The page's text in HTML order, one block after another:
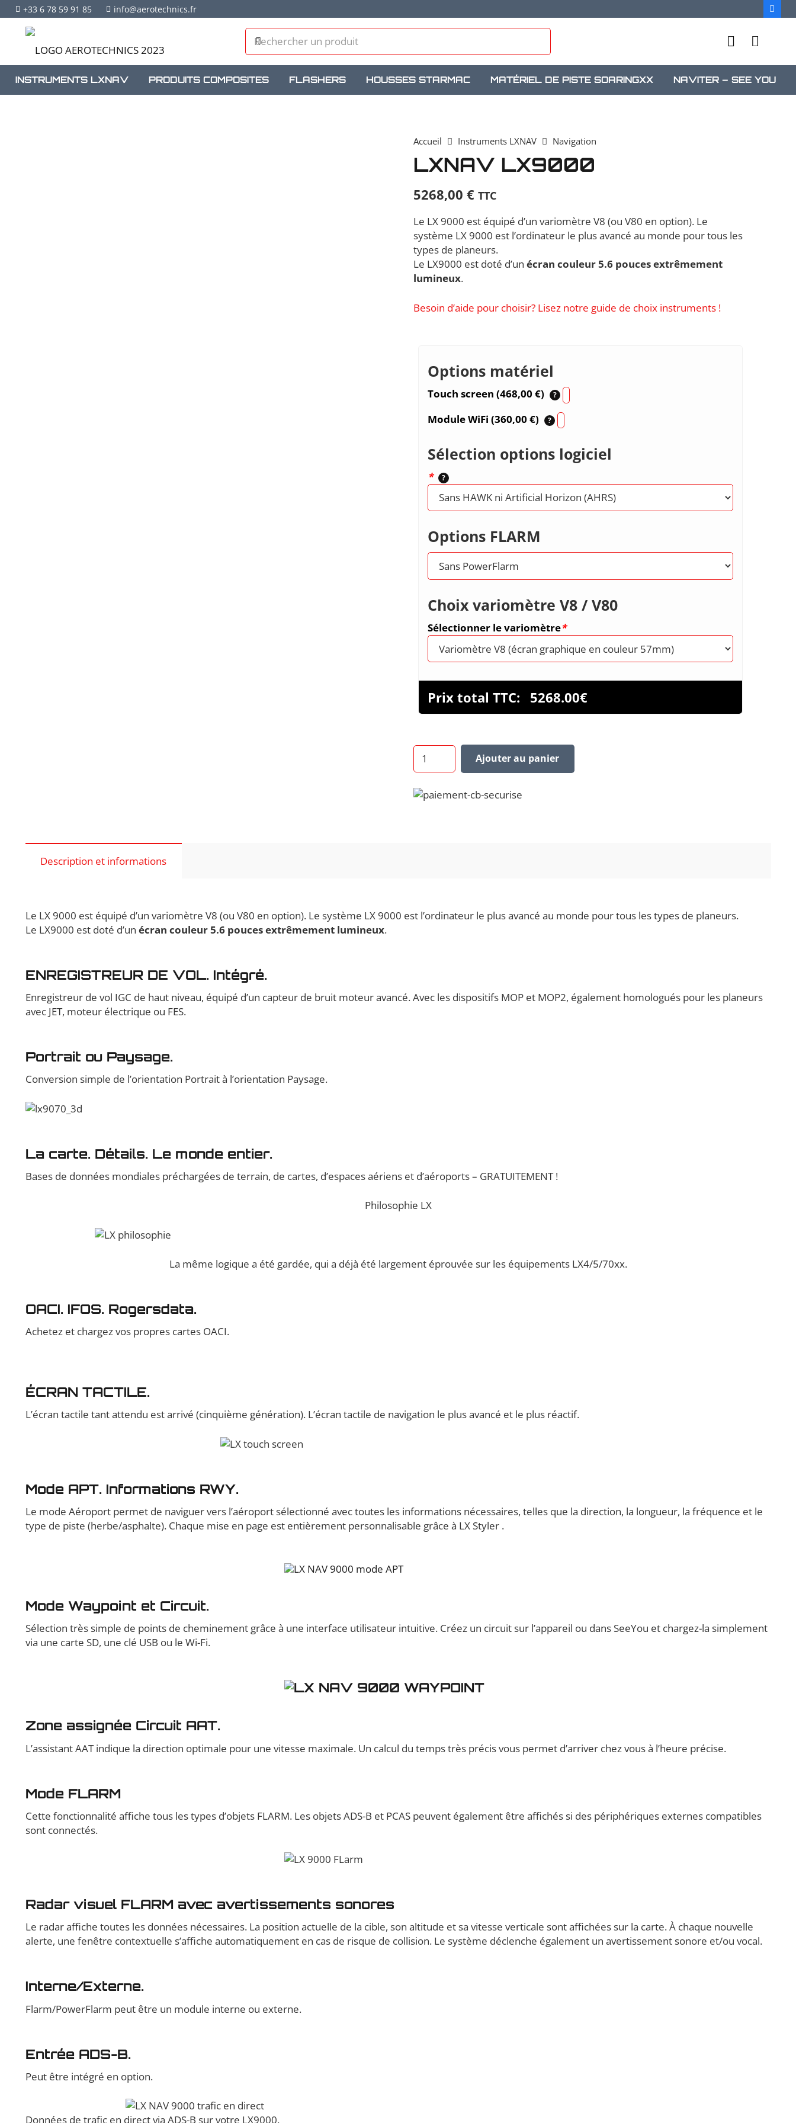
+33 6 78 59 91 85 info@aerotechnics.fr
INSTRUMENTS LXNAV PRODUITS COMPOSITES FLASHERS HOUSSES STARMAC MATÉRIEL DE PISTE SOARINGXX NAVITER – SEE YOU
Accueil Instruments LXNAV Navigation
LXNAV LX9000
5268,00 € TTC
Le LX 9000 est équipé d’un variomètre V8 (ou V80 en option). Le
système LX 9000 est l’ordinateur le plus avancé au monde pour tous les
types de planeurs.
Le LX9000 est doté d’un écran couleur 5.6 pouces extrêmement
lumineux.
Besoin d’aide pour choisir? Lisez notre guide de choix instruments !
Options matériel
Touch screen (468,00 €) ?
Module WiFi (360,00 €) ?
Sélection options logiciel
* ?
Options FLARM
Choix variomètre V8 / V80
Sélectionner le variomètre*
Prix total TTC: €
5268.00
quantité
de
LX9000
Ajouter au panier
Description et informations
Le LX 9000 est équipé d’un variomètre V8 (ou V80 en option). Le système LX 9000 est l’ordinateur le plus avancé au monde pour tous les types de planeurs.
Le LX9000 est doté d’un écran couleur 5.6 pouces extrêmement lumineux.
ENREGISTREUR DE VOL. Intégré.
Enregistreur de vol IGC de haut niveau, équipé d’un capteur de bruit moteur avancé. Avec les dispositifs MOP et MOP2, également homologués pour les planeurs
avec JET, moteur électrique ou FES.
Portrait ou Paysage.
Conversion simple de l’orientation Portrait à l’orientation Paysage.
La carte. Détails. Le monde entier.
Bases de données mondiales préchargées de terrain, de cartes, d’espaces aériens et d’aéroports – GRATUITEMENT !
Philosophie LX
La même logique a été gardée, qui a déjà été largement éprouvée sur les équipements LX4/5/70xx.
OACI. IFOS. Rogersdata.
Achetez et chargez vos propres cartes OACI.
ÉCRAN TACTILE.
L’écran tactile tant attendu est arrivé (cinquième génération). L’écran tactile de navigation le plus avancé et le plus réactif.
Mode APT. Informations RWY.
Le mode Aéroport permet de naviguer vers l’aéroport sélectionné avec toutes les informations nécessaires, telles que la direction, la longueur, la fréquence et le
type de piste (herbe/asphalte). Chaque mise en page est entièrement personnalisable grâce à LX Styler .
Mode Waypoint et Circuit.
Sélection très simple de points de cheminement grâce à une interface utilisateur intuitive. Créez un circuit sur l’appareil ou dans SeeYou et chargez-la simplement
via une carte SD, une clé USB ou le Wi-Fi.
Zone assignée Circuit AAT.
L’assistant AAT indique la direction optimale pour une vitesse maximale. Un calcul du temps très précis vous permet d’arriver chez vous à l’heure précise.
Mode FLARM
Cette fonctionnalité affiche tous les types d’objets FLARM. Les objets ADS-B et PCAS peuvent également être affichés si des périphériques externes compatibles
sont connectés.
Radar visuel FLARM avec avertissements sonores
Le radar affiche toutes les données nécessaires. La position actuelle de la cible, son altitude et sa vitesse verticale sont affichées sur la carte. À chaque nouvelle
alerte, une fenêtre contextuelle s’affiche automatiquement en cas de risque de collision. Le système déclenche également un avertissement sonore et/ou vocal.
Interne/Externe.
Flarm/PowerFlarm peut être un module interne ou externe.
Entrée ADS-B.
Peut être intégré en option.
Données de trafic en direct via ADS-B sur votre LX9000.